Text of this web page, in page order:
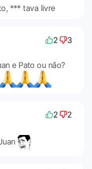
*** tava livre
2 3
e Pato ou não?
2 2